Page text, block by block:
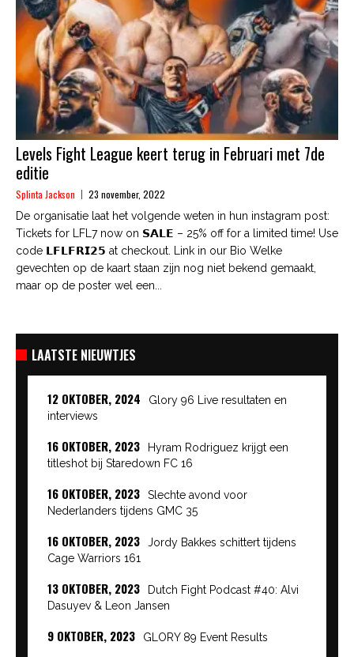
Levels Fight League keert terug in Februari met 7de
editie
Splinta Jackson 23 november, 2022
De organisatie laat het volgende weten in hun instagram post:
Tickets for LFL7 now on 𝗦𝗔𝗟𝗘 – 25% off for a limited time! Use
code 𝗟𝗙𝗟𝗙𝗥𝗜𝟮𝟱 at checkout. Link in our Bio Welke
gevechten op de kaart staan zijn nog niet bekend gemaakt,
maar op de poster wel een...
LAATSTE NIEUWTJES
12 OKTOBER, 2024
Glory 96 Live resultaten en
interviews
16 OKTOBER, 2023
Hyram Rodriguez krijgt een
titleshot bij Staredown FC 16
16 OKTOBER, 2023
Slechte avond voor
Nederlanders tijdens GMC 35
16 OKTOBER, 2023
Jordy Bakkes schittert tijdens
Cage Warriors 161
13 OKTOBER, 2023
Dutch Fight Podcast #40: Alvi
Dasuyev & Leon Jansen
9 OKTOBER, 2023 GLORY 89 Event Results